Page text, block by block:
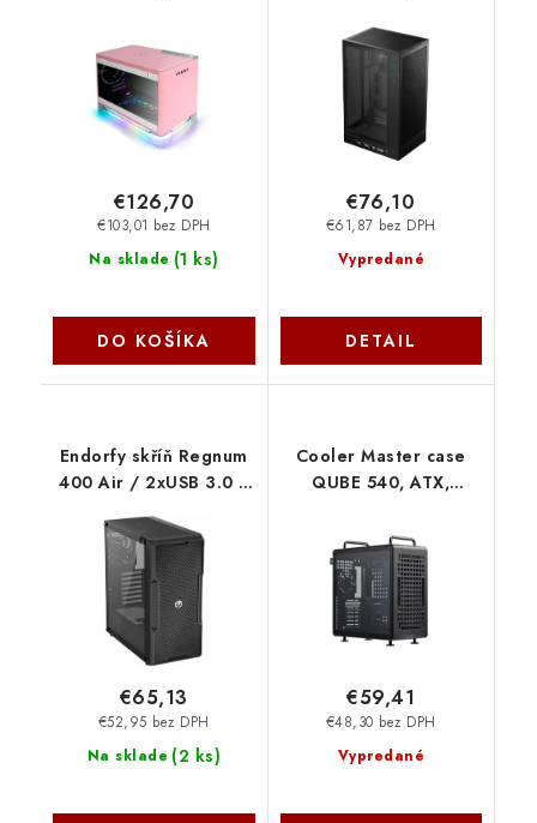
ARGB Fans, Qi 10W
Charging A1 PLUS PINK
Na sklade (1 ks)
€103,01 bez DPH
€126,70
DO KOŠÍKA
černá R-CH270-
BKNDM0-G-1 Deepcool
Vypredané
€61,87 bez DPH
€76,10
DETAIL
Endorfy skříň Regnum
400 Air / 2xUSB 3.0 /
mesh panel / tvrzené
sklo / černá EY2A008
CoolerMaster
Na sklade (2 ks)
€52,95 bez DPH
€65,13
Cooler Master case
QUBE 540, ATX,
1x120mm Fan, Černá
Q540-MGNN-S00
CoolerMaster
Vypredané
€48,30 bez DPH
€59,41